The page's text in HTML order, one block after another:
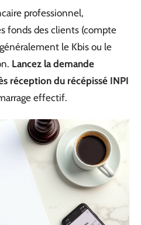
professionnel,
fonds des clients (compte
le Kbis ou le
Lancez la demande
réception du récépissé INPI
effectif.